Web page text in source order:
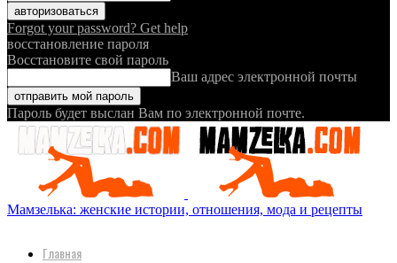
Forgot your password? Get help
восстановление пароля
Восстановите свой пароль
Ваш адрес электронной почты
Пароль будет выслан Вам по электронной почте.
Мамзелька: женские истории, отношения, мода и рецепты
Главная